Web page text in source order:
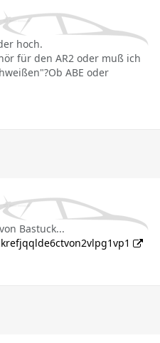
hoch.
für den AR2 oder muß ich
ABE oder
Bastuck...